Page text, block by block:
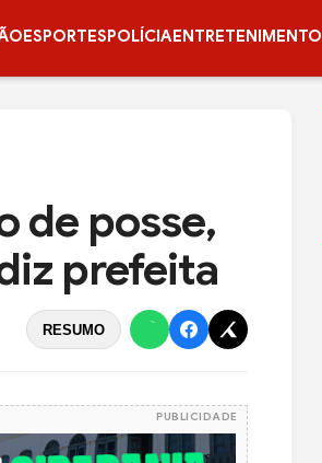
ESPORTESPOLÍCIAENTRETENIMENTO
de posse,
prefeita
RESUMO
PUBLICIDADE